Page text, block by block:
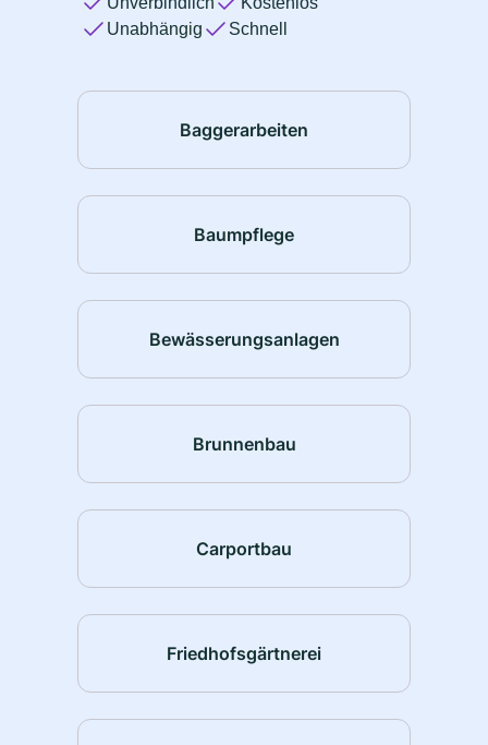
Unabhängig
Schnell
Baggerarbeiten
Baumpflege
Bewässerungsanlagen
Brunnenbau
Carportbau
Friedhofsgärtnerei